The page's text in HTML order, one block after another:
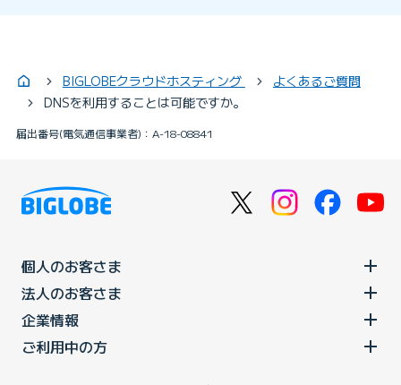
BIGLOBEクラウドホスティング
よくあるご質問
DNSを利用することは可能ですか。
届出番号(電気通信事業者)：A-18-08841
個人のお客さま
法人のお客さま
企業情報
ご利用中の方